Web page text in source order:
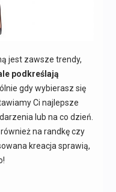
jest zawsze trendy,
podkreślają
gdy wybierasz się
Ci najlepsze
lub na co dzień.
na randkę czy
kreacja sprawią,